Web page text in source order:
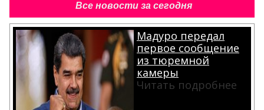
Все новости за сегодня
Мадуро передал
первое сообщение
из тюремной
камеры
Читать подробнее